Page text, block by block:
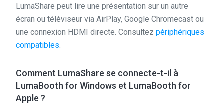
LumaShare peut lire une présentation sur un autre
écran ou téléviseur via AirPlay, Google Chromecast ou
une connexion HDMI directe. Consultez périphériques
compatibles.
Comment LumaShare se connecte-t-il à
LumaBooth for Windows et LumaBooth for
Apple ?